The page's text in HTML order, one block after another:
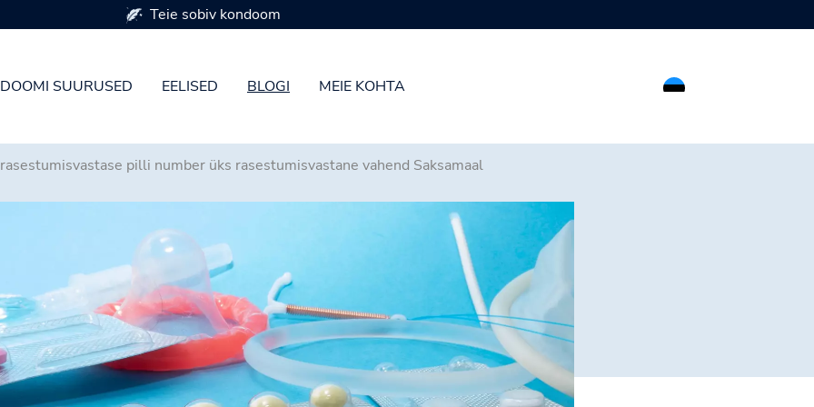
SUURUSED EELISED BLOGI MEIE KOHTA
Saadaval 7 kondoomi suuruses
pilli number üks rasestumisvastane vahend Saksamaal